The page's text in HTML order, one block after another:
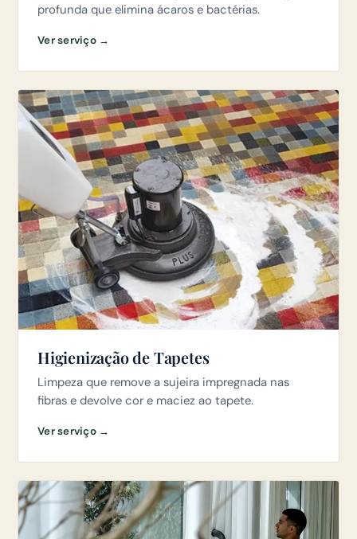
profunda que elimina ácaros e bactérias.
Ver serviço →
Higienização de Tapetes
Limpeza que remove a sujeira impregnada nas
fibras e devolve cor e maciez ao tapete.
Ver serviço →